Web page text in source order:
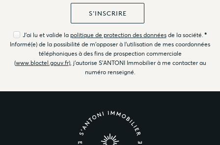
J'ai lu et valide la politique de protection des donnéesde la société. *
Informé(e) de la possibilité de m'opposer à l'utilisation de mes coordonnées
téléphoniques à des fins de prospection commerciale
(www.bloctel.gouv.fr), j'autorise S'ANTONI Immobilier à me contacter au
numéro renseigné.